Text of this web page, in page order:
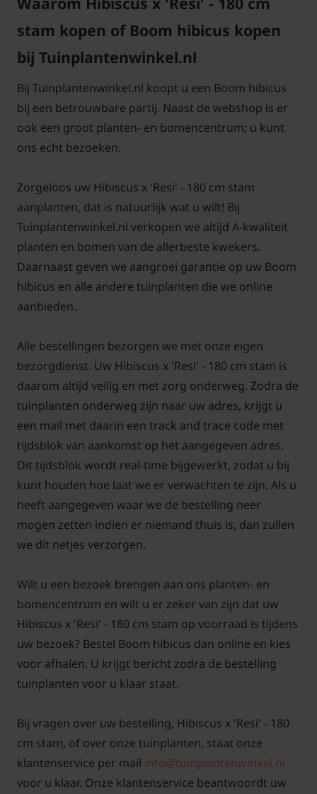
stam kopen of Boom hibicus kopen
bij Tuinplantenwinkel.nl
Bij Tuinplantenwinkel.nl koopt u een Boom hibicus
bij een betrouwbare partij. Naast de webshop is er
ook een groot planten- en bomencentrum; u kunt
ons echt bezoeken.
Zorgeloos uw Hibiscus x 'Resi' - 180 cm stam
aanplanten, dat is natuurlijk wat u wilt! Bij
Tuinplantenwinkel.nl verkopen we altijd A-kwaliteit
planten en bomen van de allerbeste kwekers.
Daarnaast geven we aangroei garantie op uw Boom
hibicus en alle andere tuinplanten die we online
aanbieden.
Alle bestellingen bezorgen we met onze eigen
bezorgdienst. Uw Hibiscus x 'Resi' - 180 cm stam is
daarom altijd veilig en met zorg onderweg. Zodra de
tuinplanten onderweg zijn naar uw adres, krijgt u
een mail met daarin een track and trace code met
tijdsblok van aankomst op het aangegeven adres.
Dit tijdsblok wordt real-time bijgewerkt, zodat u bij
kunt houden hoe laat we er verwachten te zijn. Als u
heeft aangegeven waar we de bestelling neer
mogen zetten indien er niemand thuis is, dan zullen
we dit netjes verzorgen.
Wilt u een bezoek brengen aan ons planten- en
bomencentrum en wilt u er zeker van zijn dat uw
Hibiscus x 'Resi' - 180 cm stam op voorraad is tijdens
uw bezoek? Bestel Boom hibicus dan online en kies
voor afhalen. U krijgt bericht zodra de bestelling
tuinplanten voor u klaar staat.
Bij vragen over uw bestelling, Hibiscus x 'Resi' - 180
cm stam, of over onze tuinplanten, staat onze
klantenservice per mail info@tuinplantenwinkel.nl
voor u klaar. Onze klantenservice beantwoordt uw